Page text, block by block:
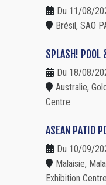
Du 11/08/
Brésil, SAO
SPLASH! POOL
Du 18/08/
Australie,
Centre
ASEAN PATIO
Du 10/09/
Malaisie,
Exhibition